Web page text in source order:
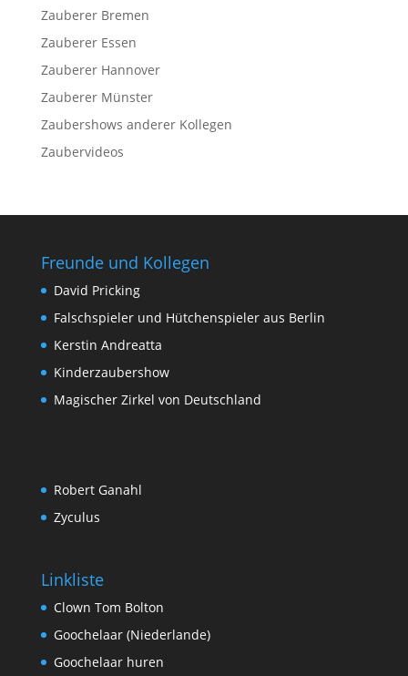
Zauberer Bremen
Zauberer Essen
Zauberer Hannover
Zauberer Münster
Zaubershows anderer Kollegen
Zaubervideos
Freunde und Kollegen
David Pricking
Falschspieler und Hütchenspieler aus Berlin
Kerstin Andreatta
Kinderzaubershow
Magischer Zirkel von Deutschland
Robert Ganahl
Zyculus
Linkliste
Clown Tom Bolton
Goochelaar (Niederlande)
Goochelaar huren